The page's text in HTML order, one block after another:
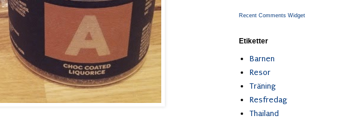
Recent Comments Widget
Etiketter
Barnen
Resor
Träning
Resfredag
Thailand